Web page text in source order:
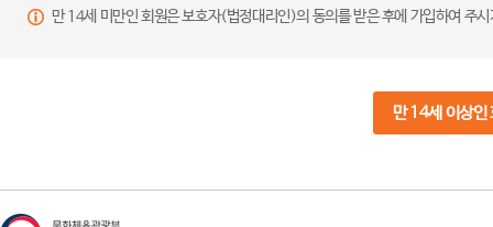
만 14세 미만인 회원은 보호자(법정대리인)의 동의를 받은 후에 가입하여 주
만 14세 이상인